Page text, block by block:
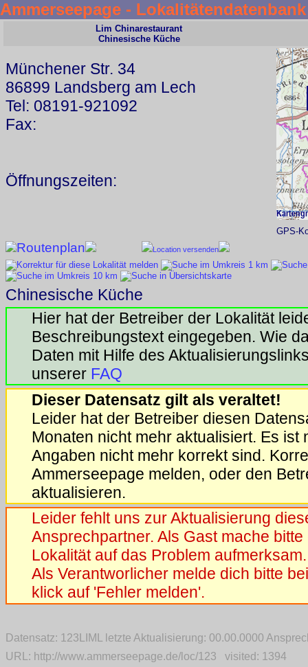
Ammerseepage - Lokalitätendatenbank
Lim Chinarestaurant
Chinesische Küche
Münchener Str. 34
86899 Landsberg am Lech
Tel: 08191-921092
Fax:
Öffnungszeiten:
GPS-
Routenplan Location versenden
Chinesische Küche
Hier hat der Betreiber der Lokalität
Beschreibungstext eingegeben. Wie
Daten mit Hilfe des
unserer FAQ
Dieser Datensatz gilt als veraltet!
Leider hat der Betreiber diesen
Monaten nicht mehr aktualisiert. Es ist
Angaben nicht mehr korrekt sind.
Ammerseepage melden, oder den
aktualisieren.
Leider fehlt uns zur Aktualisierung
Ansprechpartner. Als Gast mache
Lokalität auf das Problem aufmerksam.
Als Verantworlicher melde dich bitte
klick auf 'Fehler melden'.
Datensatz: 123LIML letzte Aktualisierung: 00.00.0000
URL: http://www.ammerseepage.de/loc/123 visited: 1394